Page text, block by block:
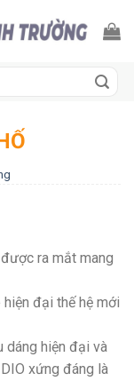
ra mắt mang
đại thế hệ mới
dáng hiện đại và
xứng đáng là